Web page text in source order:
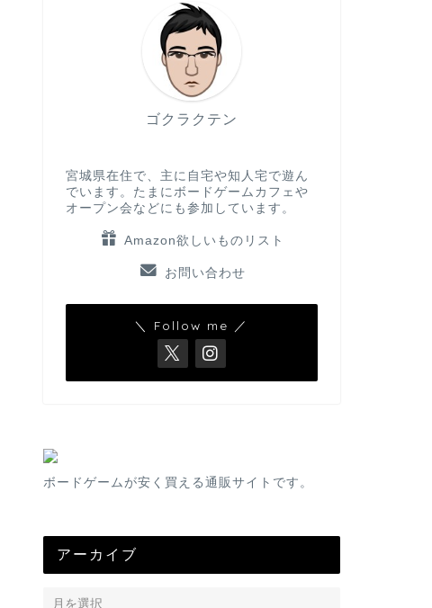
ゴクラクテン
宮城県在住で、主に自宅や知人宅で遊ん
でいます。たまにボードゲームカフェや
オープン会などにも参加しています。
Amazon欲しいものリスト
お問い合わせ
＼ Follow me ／
ボードゲームが安く買える通販サイトです。
アーカイブ